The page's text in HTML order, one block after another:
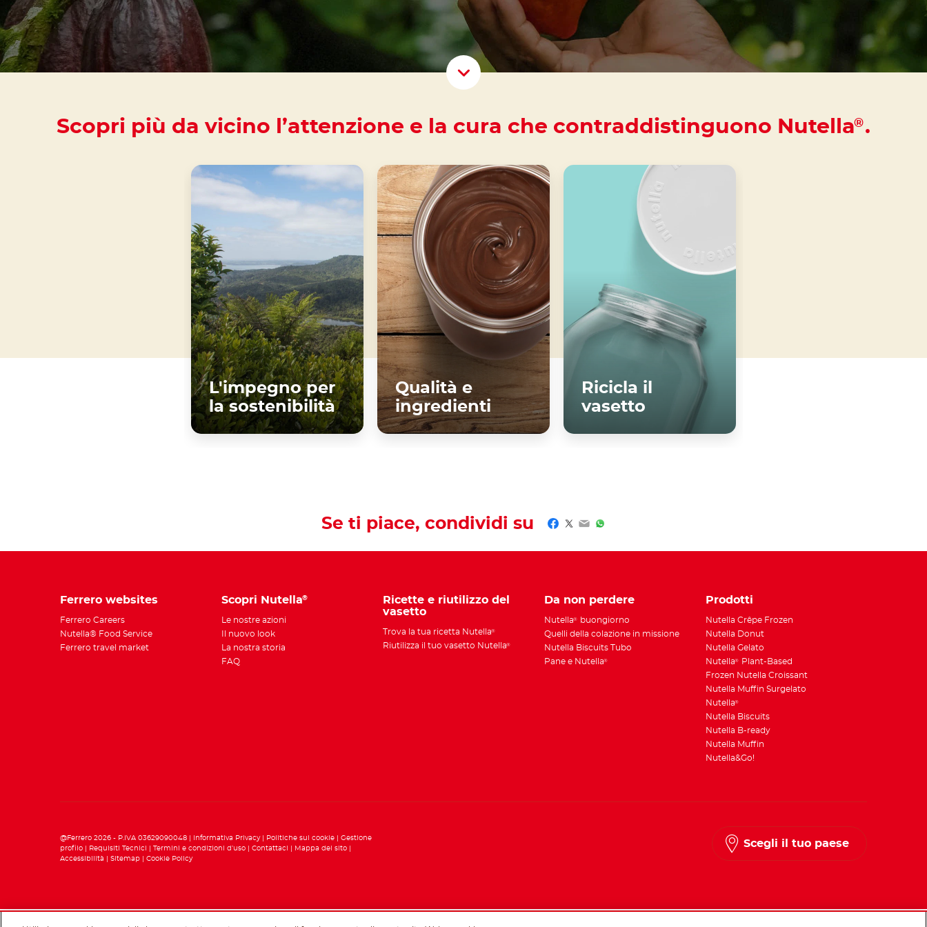
Scroll Down
Scopri più da vicino l’attenzione e la cura che contraddistinguono Nutella®.
L'impegno per
la sostenibilità
Qualità e
ingredienti
Ricicla il
vasetto
Se ti piace, condividi su Facebook
Twitter
EmailWhatsApp
Ferrero websites
Ferrero Careers
Nutella® Food Service
Ferrero travel market
Scopri Nutella®
Le nostre azioni
Il nuovo look
La nostra storia
FAQ
Ricette e riutilizzo del
vasetto
Trova la tua ricetta Nutella®
Riutilizza il tuo vasetto Nutella®
Da non perdere
Nutella®
buongiorno
Quelli della colazione in missione
Nutella Biscuits Tubo
Pane e Nutella®
Prodotti
Nutella Crêpe Frozen
Nutella Donut
Nutella Gelato
Nutella®
Plant-Based
Frozen Nutella Croissant
Nutella Muffin Surgelato
Nutella®
Nutella Biscuits
Nutella B-ready
Nutella Muffin
Nutella&Go!
Scegli il tuo paese
@Ferrero 2026 - P.IVA 03629090048 Informativa Privacy Politiche sui cookie
Gestione
profilo
Requisiti Tecnici Termini e condizioni d’uso Contattaci
Mappa del sito
Accessibilità
Sitemap Cookie Policy